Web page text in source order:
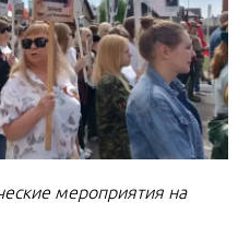
мероприятия на